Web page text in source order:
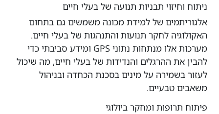
ניתוח וחיזוי תבניות תנועה של בעלי חיים
אלגוריתמים של למידת מכונה משמשים גם בתחום
האקולוגיה לחקר תנועות והתנהגות של בעלי חיים.
מערכות אלו מנתחות נתוני GPS ומידע סביבתי כדי
להבין את ההרגלים והנדידות של בעלי חיים, מה שיכול
לעזור בשמירה על מינים בסכנת הכחדה ובניהול
משאבים טבעיים.
פיתוח תרופות ומחקר ביולוגי